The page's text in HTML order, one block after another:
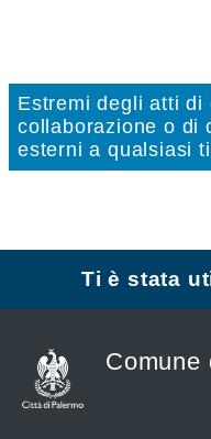
Estremi degli atti di
collaborazione o di
esterni a qualsiasi
Ti è stata
Comune